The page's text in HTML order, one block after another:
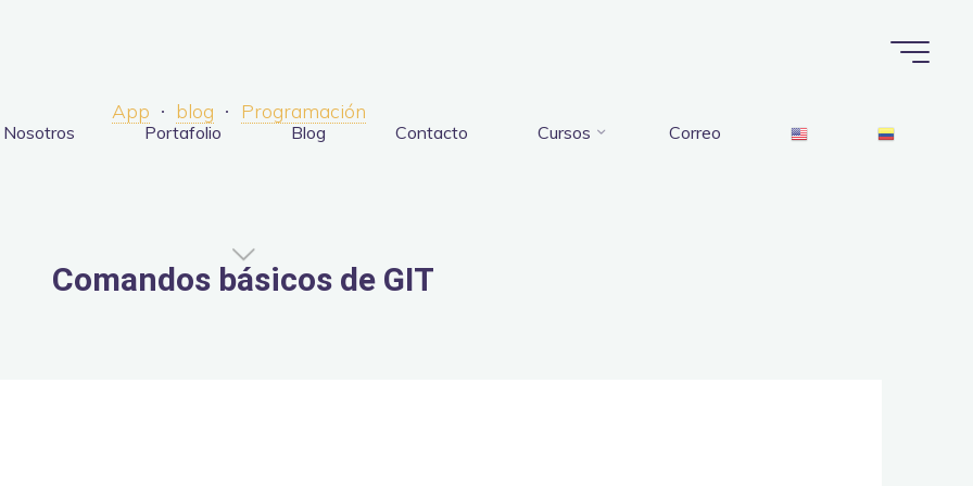
Nosotros Portafolio Blog Contacto Cursos Correo
App blog Programación
Comandos básicos de GIT